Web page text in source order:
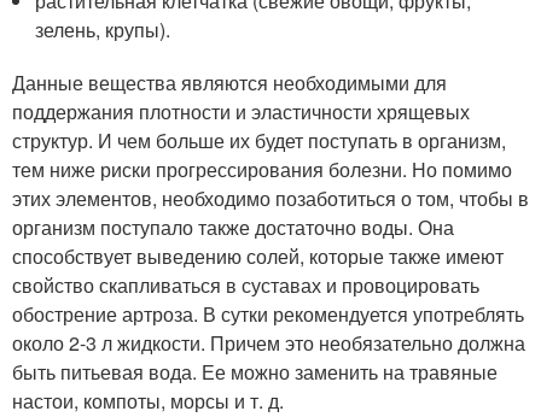
зелень, крупы).
Данные вещества являются необходимыми для
поддержания плотности и эластичности хрящевых
структур. И чем больше их будет поступать в организм,
тем ниже риски прогрессирования болезни. Но помимо
этих элементов, необходимо позаботиться о том, чтобы в
организм поступало также достаточно воды. Она
способствует выведению солей, которые также имеют
свойство скапливаться в суставах и провоцировать
обострение артроза. В сутки рекомендуется употреблять
около 2-3 л жидкости. Причем это необязательно должна
быть питьевая вода. Ее можно заменить на травяные
настои, компоты, морсы и т. д.